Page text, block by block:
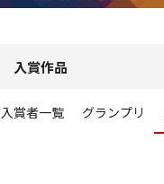
入賞作品
入賞者一覧 グランプリ